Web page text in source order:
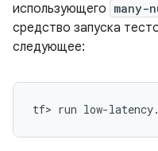
использующего many-
средство запуска
следующее: